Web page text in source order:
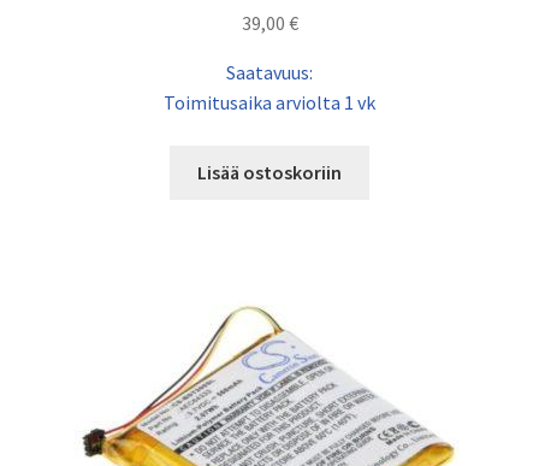
39,00 €
Saatavuus:
Toimitusaika arviolta 1 vk
Lisää ostoskoriin